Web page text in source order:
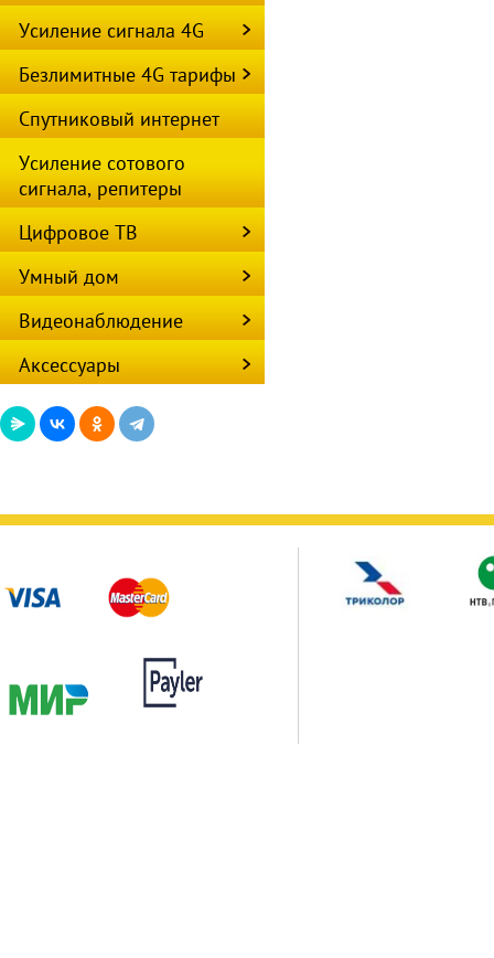
Усиление сигнала 4G
Безлимитные 4G тарифы
Спутниковый интернет
Усиление сотового
сигнала, репитеры
Цифровое ТВ
Умный дом
Видеонаблюдение
Аксессуары